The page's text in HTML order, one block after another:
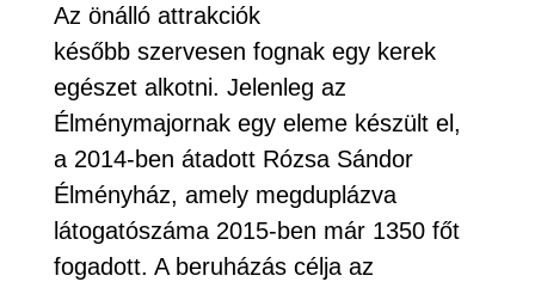
Az önálló attrakciók
később szervesen fognak egy kerek
egészet alkotni. Jelenleg az
Élménymajornak egy eleme készült el,
a 2014-ben átadott Rózsa Sándor
Élményház, amely megduplázva
látogatószáma 2015-ben már 1350 főt
fogadott. A beruházás célja az